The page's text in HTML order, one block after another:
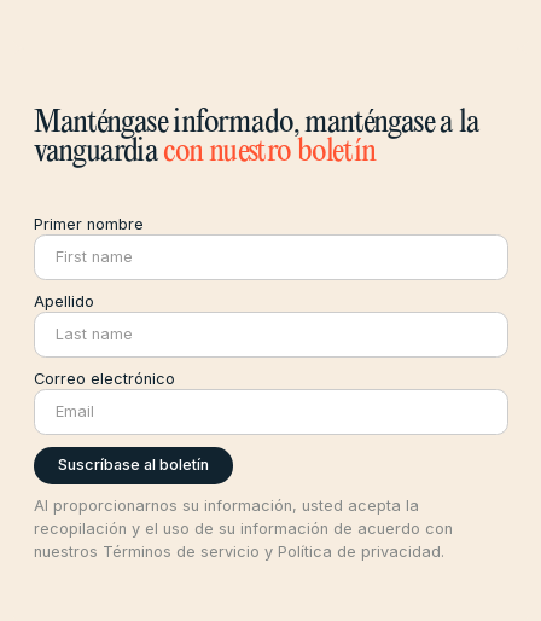
Manténgase informado, manténgase a la
vanguardiacon nuestro boletín
Primer nombre
Apellido
Correo electrónico
Al proporcionarnos su información, usted acepta la
recopilación y el uso de su información de acuerdo con
nuestros Términos de servicio y Política de privacidad.